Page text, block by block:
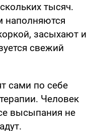
тысяч.
наполняются
засыхают и
свежий
сами по себе
Человек
высыпания не